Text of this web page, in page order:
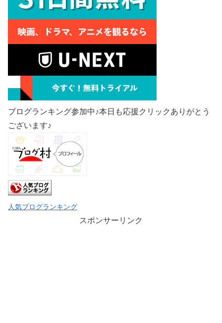
ブログランキング参加中♪本日も応援クリックありがとう
ございます♪
人気ブログランキング
スポンサーリンク